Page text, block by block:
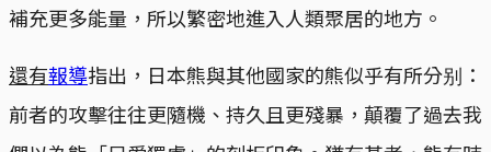
補充更多能量，所以繁密地進入人類聚居的地方。
還有報導指出，日本熊與其他國家的熊似乎有所分别：
前者的攻擊往往更隨機、持久且更殘暴，顛覆了過去我